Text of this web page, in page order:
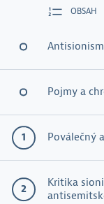
OBSAH
Pojmy a
Poválečný
Podoby
Kritika
2.